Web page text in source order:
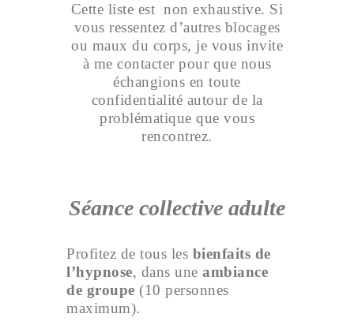
Cette liste est non exhaustive. Si
vous ressentez d’autres blocages
ou maux du corps, je vous invite
à me contacter pour que nous
échangions en toute
confidentialité autour de la
problématique que vous
rencontrez.
Séance collective adulte
Profitez de tous les bienfaits de
l’hypnose, dans une ambiance
de groupe (10 personnes
maximum).